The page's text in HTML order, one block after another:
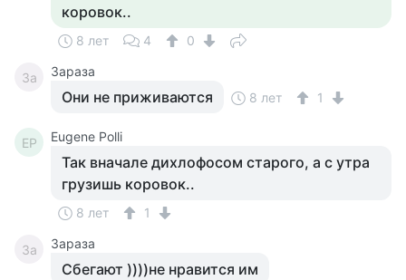
коровок..
8 лет 4 0
За Зараза
Они не приживаются 8 лет 1
EP Eugene Polli
Так вначале дихлофосом старого, а с утра
грузишь коровок..
8 лет 1
За Зараза
Сбегают ))))не нравится им